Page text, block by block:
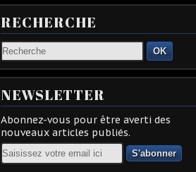
RECHERCHE
OK
NEWSLETTER
Abonnez-vous pour être averti des
nouveaux articles publiés.
Email